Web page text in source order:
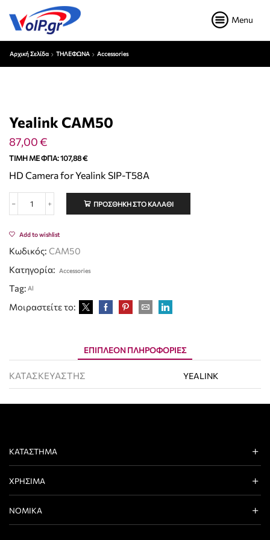
Menu
Αρχική Σελίδα ΤΗΛΕΦΩΝΑ Accessories
Yealink CAM50
87,00€
ΤΙΜΉ ΜΕ ΦΠΑ:107,88€
HD Camera for Yealink SIP-T58A
ΠΡΟΣΘΉΚΗ ΣΤΟ ΚΑΛΆΘΙ
Add to wishlist
Κωδικός: CAM50
Κατηγορία: Accessories
Tag: Al
Μοιραστείτε το:
ΕΠΙΠΛΈΟΝ ΠΛΗΡΟΦΟΡΊΕΣ
ΚΑΤΑΣΚΕΥΑΣΤΗΣ YEALINK
ΚΑΤΆΣΤΗΜΑ
ΧΡΉΣΙΜΑ
ΝΟΜΙΚΆ